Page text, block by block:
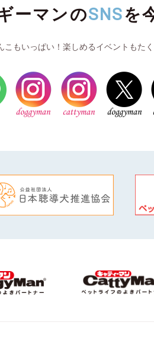
ーマンのSNSを
こもいっぱい！楽しめるイベントもた